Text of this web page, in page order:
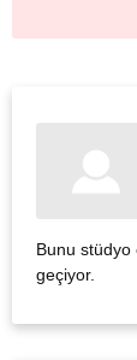
Bunu stüdyo
geçiyor.